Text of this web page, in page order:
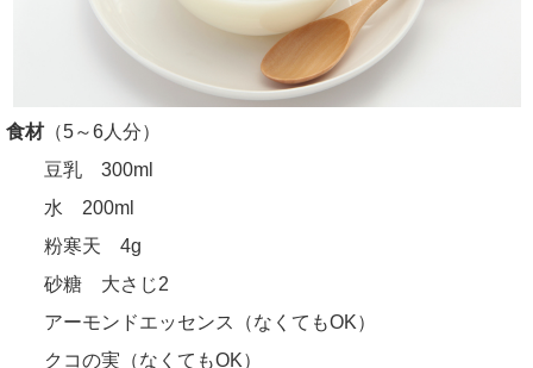
食材（5～6人分）
豆乳 300ml
水 200ml
粉寒天 4g
砂糖 大さじ2
アーモンドエッセンス（なくてもOK）
クコの実（なくてもOK）